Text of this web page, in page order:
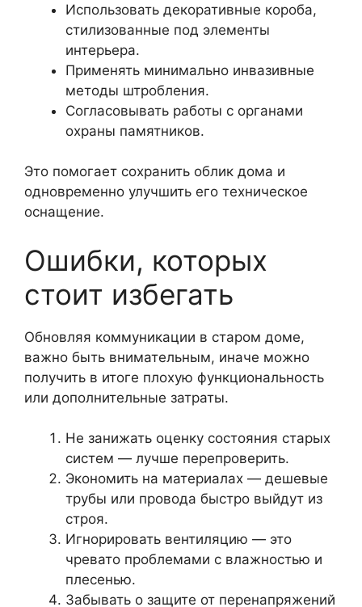
Использовать декоративные короба,
стилизованные под элементы
интерьера.
Применять минимально инвазивные
методы штробления.
Согласовывать работы с органами
охраны памятников.
Это помогает сохранить облик дома и
одновременно улучшить его техническое
оснащение.
Ошибки, которых
стоит избегать
Обновляя коммуникации в старом доме,
важно быть внимательным, иначе можно
получить в итоге плохую функциональность
или дополнительные затраты.
Не занижать оценку состояния старых
систем — лучше перепроверить.
Экономить на материалах — дешевые
трубы или провода быстро выйдут из
строя.
Игнорировать вентиляцию — это
чревато проблемами с влажностью и
плесенью.
Забывать о защите от перенапряжений